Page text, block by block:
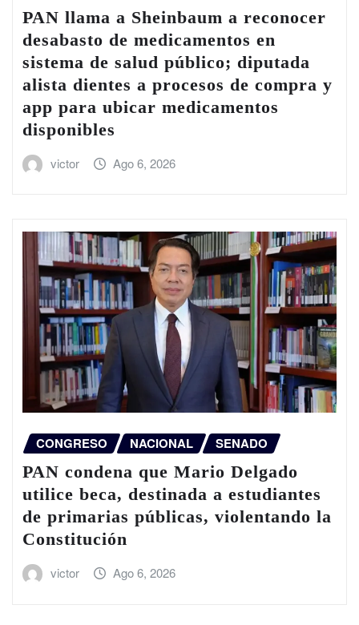
PAN llama a Sheinbaum a reconocer
desabasto de medicamentos en
sistema de salud público; diputada
alista dientes a procesos de compra y
app para ubicar medicamentos
disponibles
victor Ago 6, 2026
CONGRESO NACIONAL SENADO
PAN condena que Mario Delgado
utilice beca, destinada a estudiantes
de primarias públicas, violentando la
Constitución
victor Ago 6, 2026